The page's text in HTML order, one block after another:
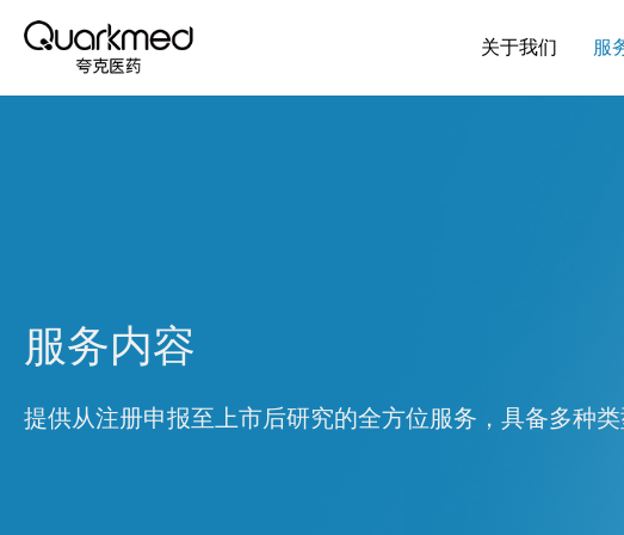
关于我们 服
服务内容
提供从注册申报至上市后研究的全方位服务，具备多种